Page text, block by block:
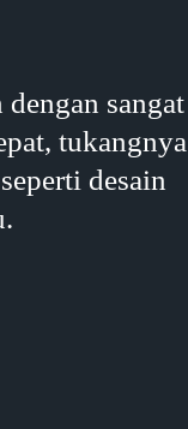
sangat
tukangnya
desain